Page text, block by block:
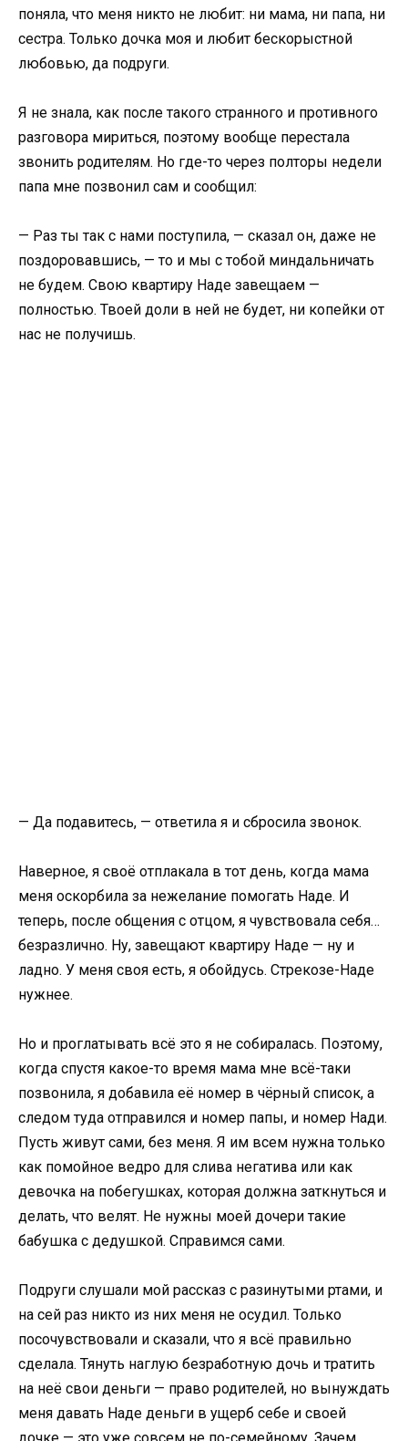
поняла, что меня никто не любит: ни мама, ни папа, ни
сестра. Только дочка моя и любит бескорыстной
любовью, да подруги.
Я не знала, как после такого странного и противного
разговора мириться, поэтому вообще перестала
звонить родителям. Но где-то через полторы недели
папа мне позвонил сам и сообщил:
— Раз ты так с нами поступила, — сказал он, даже не
поздоровавшись, — то и мы с тобой миндальничать
не будем. Свою квартиру Наде завещаем —
полностью. Твоей доли в ней не будет, ни копейки от
нас не получишь.
— Да подавитесь, — ответила я и сбросила звонок.
Наверное, я своё отплакала в тот день, когда мама
меня оскорбила за нежелание помогать Наде. И
теперь, после общения с отцом, я чувствовала себя…
безразлично. Ну, завещают квартиру Наде — ну и
ладно. У меня своя есть, я обойдусь. Стрекозе-Наде
нужнее.
Но и проглатывать всё это я не собиралась. Поэтому,
когда спустя какое-то время мама мне всё-таки
позвонила, я добавила её номер в чёрный список, а
следом туда отправился и номер папы, и номер Нади.
Пусть живут сами, без меня. Я им всем нужна только
как помойное ведро для слива негатива или как
девочка на побегушках, которая должна заткнуться и
делать, что велят. Не нужны моей дочери такие
бабушка с дедушкой. Справимся сами.
Подруги слушали мой рассказ с разинутыми ртами, и
на сей раз никто из них меня не осудил. Только
посочувствовали и сказали, что я всё правильно
сделала. Тянуть наглую безработную дочь и тратить
на неё свои деньги — право родителей, но вынуждать
меня давать Наде деньги в ущерб себе и своей